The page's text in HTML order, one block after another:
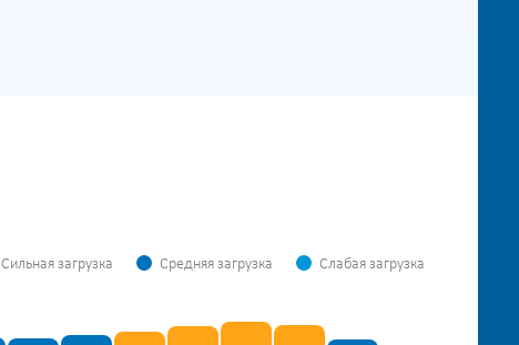
Сильная загрузка Средняя загрузка Слабая загрузка